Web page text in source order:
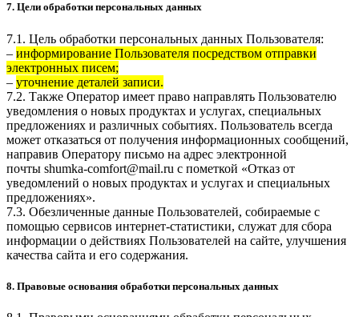
7. Цели обработки персональных данных
7.1. Цель обработки персональных данных Пользователя:
– информирование Пользователя посредством отправки
электронных писем;
– уточнение деталей записи.
7.2. Также Оператор имеет право направлять Пользователю
уведомления о новых продуктах и услугах, специальных
предложениях и различных событиях. Пользователь всегда
может отказаться от получения информационных сообщений,
направив Оператору письмо на адрес электронной
почты shumka-comfort@mail.ru с пометкой «Отказ от
уведомлений о новых продуктах и услугах и специальных
предложениях».
7.3. Обезличенные данные Пользователей, собираемые с
помощью сервисов интернет-статистики, служат для сбора
информации о действиях Пользователей на сайте, улучшения
качества сайта и его содержания.
8. Правовые основания обработки персональных данных